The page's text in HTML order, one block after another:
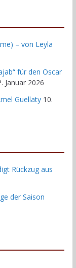
– von Leyla
für den Oscar
Januar 2026
Guellaty 10.
Rückzug aus
der Saison